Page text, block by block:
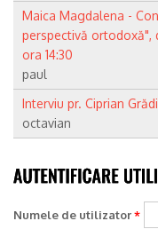
Maica Magdalena -
perspectivă ortodoxă",
ora 14:30
paul
Interviu pr. Ciprian
octavian
Numele de utilizator*